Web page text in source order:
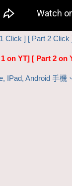
Click ] [ Part 2 Click ]
on YT] [ Part 2 on
IPad, Android 手